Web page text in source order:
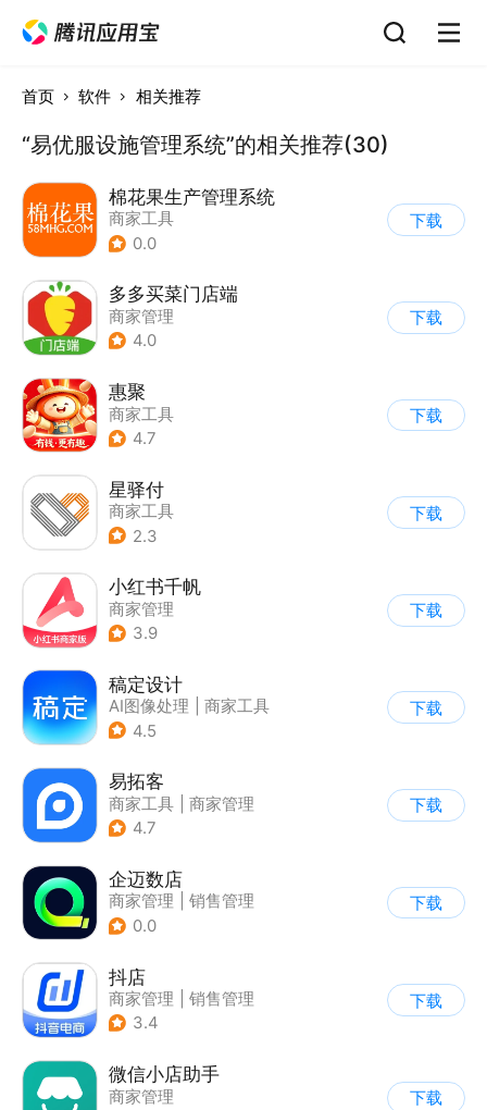
首页 软件 相关推荐
“易优服设施管理系统”的相关推荐(30)
棉花果生产管理系统
商家工具
0.0
下载
多多买菜门店端
商家管理
4.0
下载
惠聚
商家工具
4.7
下载
星驿付
商家工具
2.3
下载
小红书千帆
商家管理
3.9
下载
稿定设计
AI图像处理
商家工具
4.5
下载
易拓客
商家工具
商家管理
4.7
下载
企迈数店
商家管理
销售管理
0.0
下载
抖店
商家管理
销售管理
3.4
下载
微信小店助手
商家管理
下载